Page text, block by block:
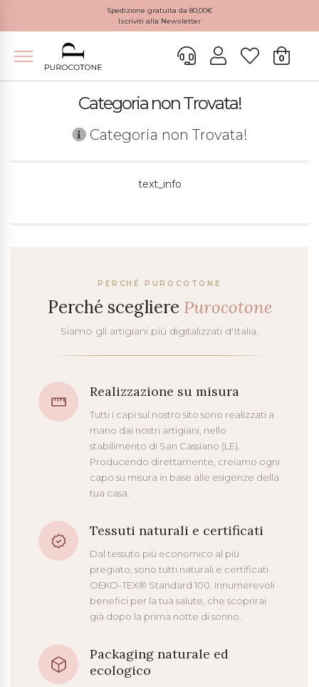
Spedizione gratuita da 80,00€
Iscriviti alla Newsletter
0
Categoria non Trovata!
Categoria non Trovata!
text_info
PERCHÉ PUROCOTONE
Perché scegliere Purocotone
Siamo gli artigiani più digitalizzati d'Italia.
Realizzazione su misura
Tutti i capi sul nostro sito sono realizzati a
mano dai nostri artigiani, nello
stabilimento di San Cassiano (LE).
Producendo direttamente, creiamo ogni
capo su misura in base alle esigenze della
tua casa.
Tessuti naturali e certificati
Dal tessuto più economico al più
pregiato, sono tutti naturali e certificati
OEKO-TEX® Standard 100. Innumerevoli
benefici per la tua salute, che scoprirai
già dopo la prima notte di sonno.
Packaging naturale ed
ecologico